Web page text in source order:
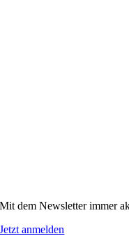
Mit dem Newsletter immer
Jetzt anmelden